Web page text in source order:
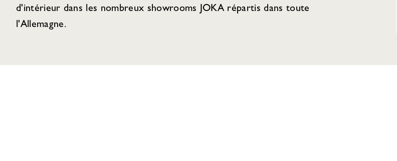
d'intérieur dans les nombreux showrooms JOKA répartis dans toute
l'Allemagne.